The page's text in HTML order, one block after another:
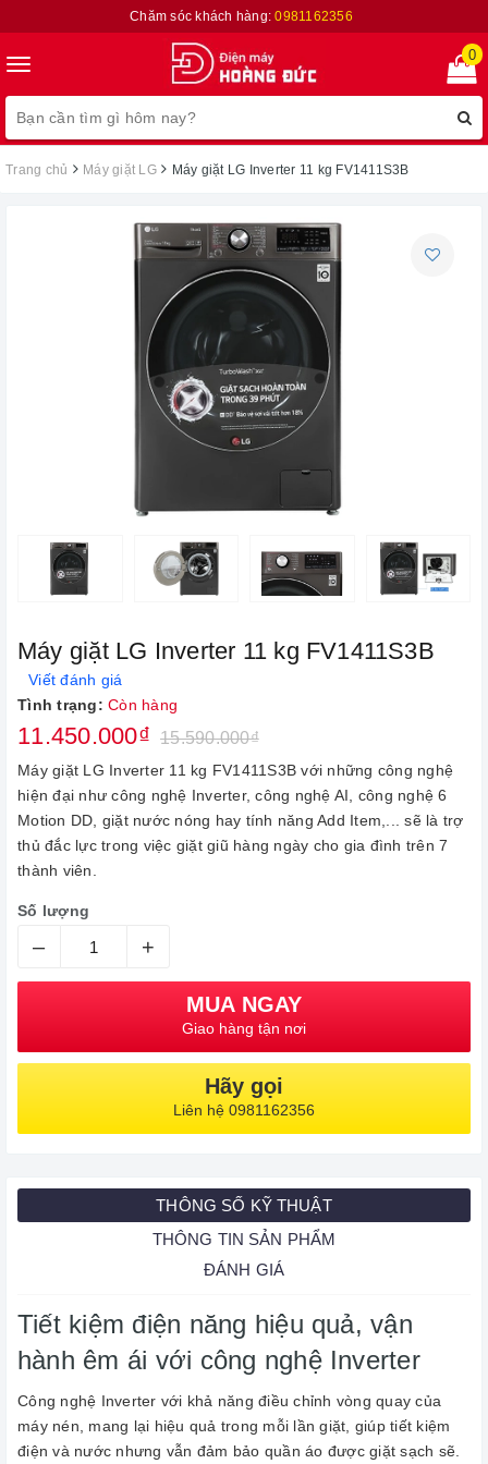
Chăm sóc khách hàng:0981162356
Toggle
navigation
0
Trang chủ Máy giặt LG Máy giặt LG Inverter 11 kg FV1411S3B
Máy giặt LG Inverter 11 kg FV1411S3B
Viết đánh giá
Tình trạng: Còn hàng
11.450.000₫ 15.590.000₫
Máy giặt LG Inverter 11 kg FV1411S3B với những công nghệ
hiện đại như công nghệ Inverter, công nghệ AI, công nghệ 6
Motion DD, giặt nước nóng hay tính năng Add Item,... sẽ là trợ
thủ đắc lực trong việc giặt giũ hàng ngày cho gia đình trên 7
thành viên.
Số lượng
– +
MUA NGAY
Giao hàng tận nơi
Hãy gọi
Liên hệ 0981162356
THÔNG SỐ KỸ THUẬT
THÔNG TIN SẢN PHẨM
ĐÁNH GIÁ
Tiết kiệm điện năng hiệu quả, vận
hành êm ái với công nghệ Inverter
Công nghệ Inverter với khả năng điều chỉnh vòng quay của
máy nén, mang lại hiệu quả trong mỗi lần giặt, giúp tiết kiệm
điện và nước nhưng vẫn đảm bảo quần áo được giặt sạch sẽ.